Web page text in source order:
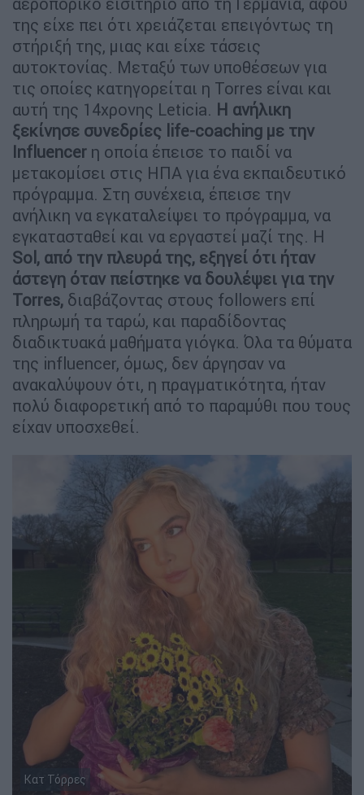
της είχε πει ότι χρειάζεται επειγόντως τη
στήριξή της, μιας και είχε τάσεις
αυτοκτονίας. Μεταξύ των υποθέσεων για
τις οποίες κατηγορείται η Torres είναι και
αυτή της 14χρονης Leticia. Η ανήλικη
ξεκίνησε συνεδρίες life-coaching με την
Influencer η οποία έπεισε το παιδί να
μετακομίσει στις ΗΠΑ για ένα εκπαιδευτικό
πρόγραμμα. Στη συνέχεια, έπεισε την
ανήλικη να εγκαταλείψει το πρόγραμμα, να
εγκατασταθεί και να εργαστεί μαζί της. Η
Sol, από την πλευρά της, εξηγεί ότι ήταν
άστεγη όταν πείστηκε να δουλέψει για την
Torres, διαβάζοντας στους followers επί
πληρωμή τα ταρώ, και παραδίδοντας
διαδικτυακά μαθήματα γιόγκα. Όλα τα θύματα
της influencer, όμως, δεν άργησαν να
ανακαλύψουν ότι, η πραγματικότητα, ήταν
πολύ διαφορετική από το παραμύθι που τους
είχαν υποσχεθεί.
Κατ Τόρρες